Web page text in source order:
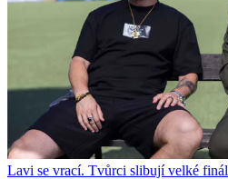
Lavi se vrací. Tvůrci slibují velké